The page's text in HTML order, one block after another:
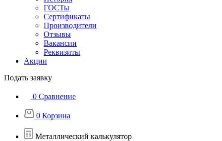
ГОСТы
Сертификаты
Производители
Отзывы
Вакансии
Реквизиты
Акции
Подать заявку
0 Сравнение
0 Корзина
Металлический калькулятор